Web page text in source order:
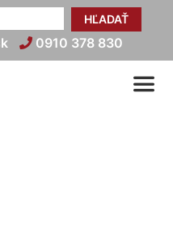
HĽADAŤ
0910 378 830